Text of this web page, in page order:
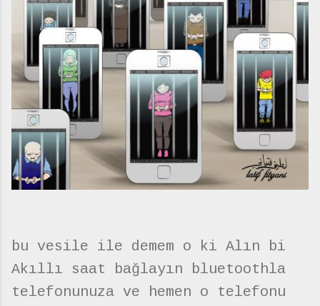
bu vesile ile demem o ki Alın bi
Akıllı saat bağlayın bluetoothla
telefonunuza ve hemen o telefonu